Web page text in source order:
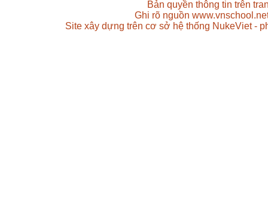
Bản quyền thông tin trên
Ghi rõ nguồn
Site xây dựng trên cơ sở hệ thống NukeViet -